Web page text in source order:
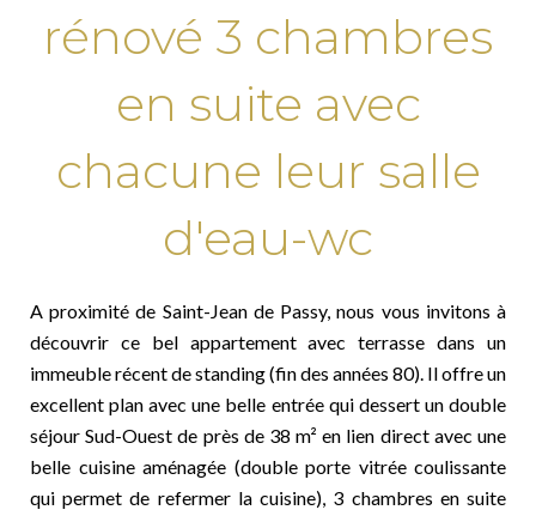
rénové 3 chambres
en suite avec
chacune leur salle
d'eau-wc
A proximité de Saint-Jean de Passy, nous vous invitons à
découvrir ce bel appartement avec terrasse dans un
immeuble récent de standing (fin des années 80). Il offre un
excellent plan avec une belle entrée qui dessert un double
séjour Sud-Ouest de près de 38 m² en lien direct avec une
belle cuisine aménagée (double porte vitrée coulissante
qui permet de refermer la cuisine), 3 chambres en suite